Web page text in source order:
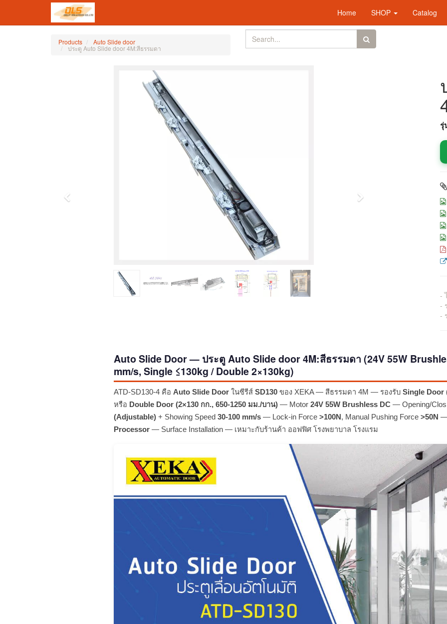
Home SHOP Catalog
Products Auto Slide door
ประตู Auto Slide door 4M:สีธรรมดา
Next
รุ่
-
-
-
Auto Slide Door — ประตู Auto Slide door 4M:สีธรรมดา (24V 55W
mm/s, Single ≤130kg / Double 2×130kg)
ATD-SD130-4 คือ Auto Slide Door ในซีรีส์ SD130 ของ XEKA — สีธรรมดา 4M — รองรับ Single Door
หรือ Double Door (2×130 กก., 650-1250 มม./บาน) — Motor 24V 55W Brushless DC — Opening/
(Adjustable) + Showing Speed 30-100 mm/s — Lock-in Force >100N , Manual Pushing Force >50N —
Processor — Surface Installation — เหมาะกับร้านค้า ออฟฟิศ โรงพยาบาล โรงแรม